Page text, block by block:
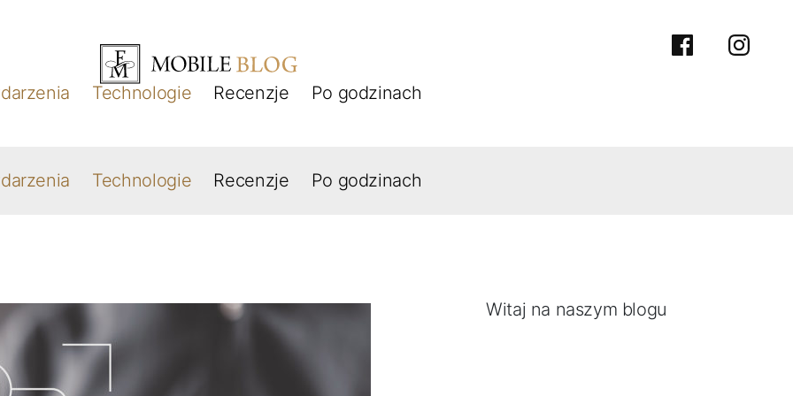
Technologie Recenzje Po godzinach
facebook
Technologie Recenzje Po godzinach
Witaj na naszym blogu